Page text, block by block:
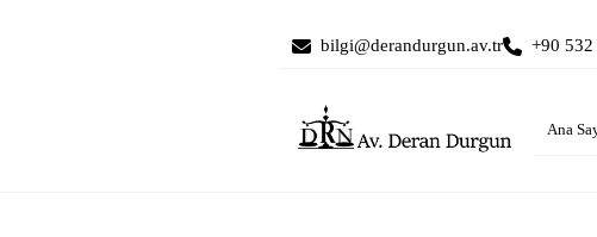
bilgi@derandurgun.av.tr +90
Ana